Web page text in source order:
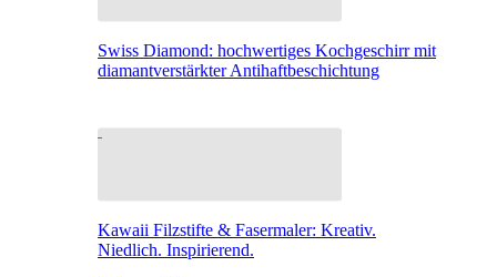
Swiss Diamond: hochwertiges Kochgeschirr mit
diamantverstärkter Antihaftbeschichtung
Kawaii Filzstifte & Fasermaler: Kreativ.
Niedlich. Inspirierend.